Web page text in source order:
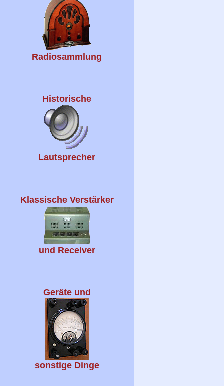
Radiosammlung
Historische
Lautsprecher
Klassische Verstärker
und Receiver
Geräte und
sonstige Dinge